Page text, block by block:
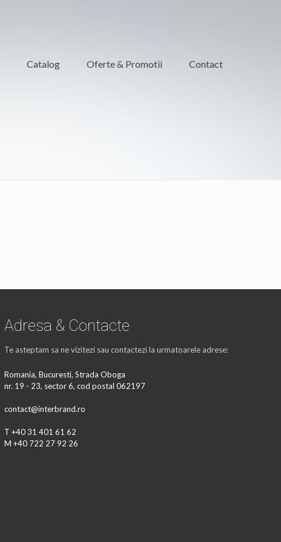
Catalog Oferte & Promotii Contact
Adresa & Contacte
Te asteptam sa ne vizitezi sau contactezi la urmatoarele adrese:
Romania, Bucuresti, Strada Oboga
nr. 19 - 23, sector 6, cod postal 062197
contact@interbrand.ro
T +40 31 401 61 62
M +40 722 27 92 26